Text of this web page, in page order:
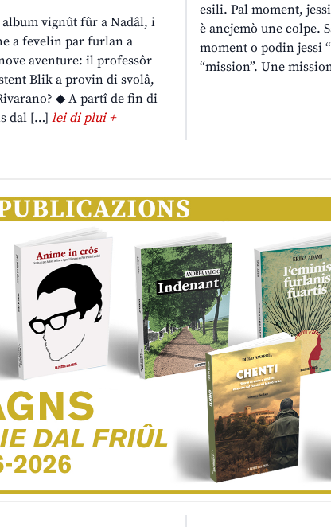
vignût fûr a Nadâl, i
a fevelin par furlan a
aventure: il professôr
Blik a provin di svolâ,
◆ A partî de fin di
dal […] lei di plui +
esili. Pal moment,
è ancjemò une colpe.
moment o podin jessi
“mission”. Une